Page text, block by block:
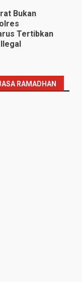
Bukan
Tertibkan
RAMADHAN